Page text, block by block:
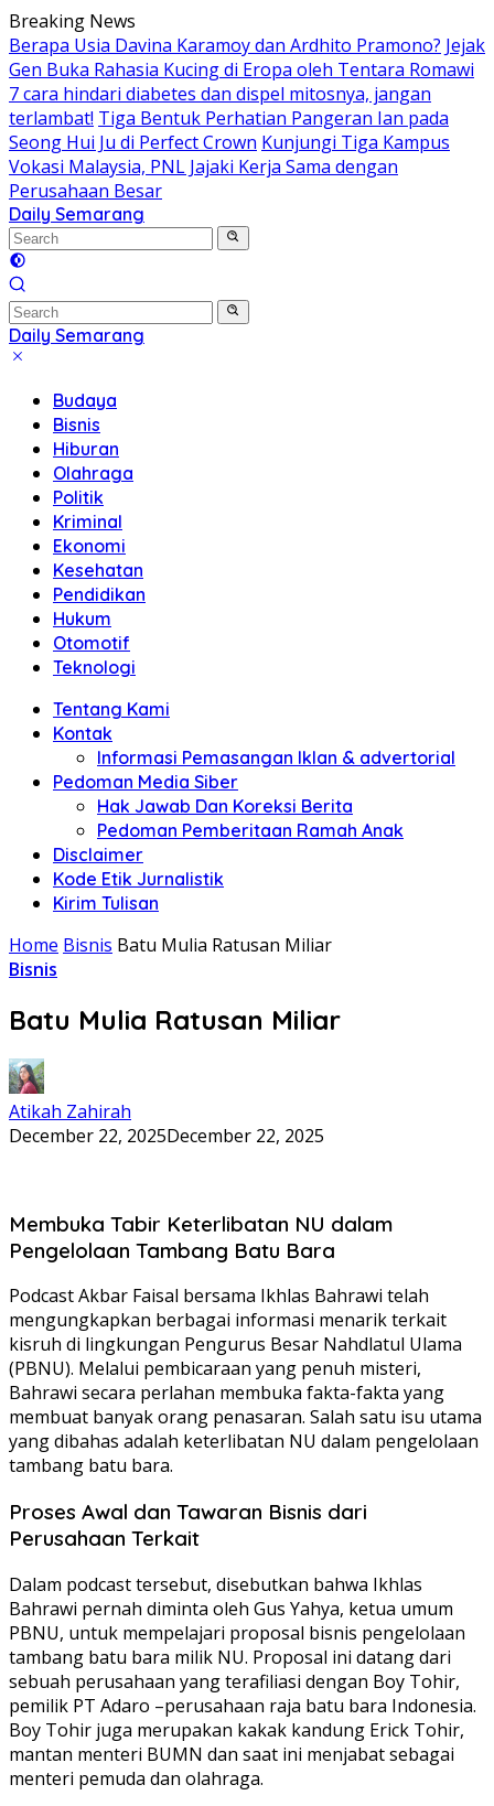
Skip
to
content
Breaking News
Berapa Usia Davina Karamoy dan Ardhito Pramono? Jejak
Gen Buka Rahasia Kucing di Eropa oleh Tentara Romawi
7 cara hindari diabetes dan dispel mitosnya, jangan
terlambat! Tiga Bentuk Perhatian Pangeran Ian pada
Seong Hui Ju di Perfect Crown Kunjungi Tiga Kampus
Vokasi Malaysia, PNL Jajaki Kerja Sama dengan
Perusahaan Besar
Daily Semarang
"Semarang
Hari
Ini:
Informasi
Terkini
untuk
Daily Semarang
"Semarang
Informasi
Terkini
untuk
Anda"
Budaya
Bisnis
Hiburan
Olahraga
Politik
Kriminal
Ekonomi
Kesehatan
Pendidikan
Hukum
Otomotif
Teknologi
Tentang Kami
Kontak
Informasi Pemasangan Iklan & advertorial
Pedoman Media Siber
Hak Jawab Dan Koreksi Berita
Pedoman Pemberitaan Ramah Anak
Disclaimer
Kode Etik Jurnalistik
Kirim Tulisan
Home Bisnis Batu Mulia Ratusan Miliar
Bisnis
Batu Mulia Ratusan Miliar
Atikah Zahirah
December 22, 2025December 22, 2025
Membuka Tabir Keterlibatan NU dalam
Pengelolaan Tambang Batu Bara
Podcast Akbar Faisal bersama Ikhlas Bahrawi telah
mengungkapkan berbagai informasi menarik terkait
kisruh di lingkungan Pengurus Besar Nahdlatul Ulama
(PBNU). Melalui pembicaraan yang penuh misteri,
Bahrawi secara perlahan membuka fakta-fakta yang
membuat banyak orang penasaran. Salah satu isu utama
yang dibahas adalah keterlibatan NU dalam pengelolaan
tambang batu bara.
Proses Awal dan Tawaran Bisnis dari
Perusahaan Terkait
Dalam podcast tersebut, disebutkan bahwa Ikhlas
Bahrawi pernah diminta oleh Gus Yahya, ketua umum
PBNU, untuk mempelajari proposal bisnis pengelolaan
tambang batu bara milik NU. Proposal ini datang dari
sebuah perusahaan yang terafiliasi dengan Boy Tohir,
pemilik PT Adaro –perusahaan raja batu bara Indonesia.
Boy Tohir juga merupakan kakak kandung Erick Tohir,
mantan menteri BUMN dan saat ini menjabat sebagai
menteri pemuda dan olahraga.